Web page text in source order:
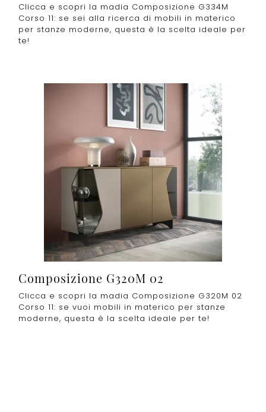
Clicca e scopri la madia Composizione G334M
Corso 11: se sei alla ricerca di mobili in materico
per stanze moderne, questa è la scelta ideale per
te!
Composizione G320M 02
Clicca e scopri la madia Composizione G320M 02
Corso 11: se vuoi mobili in materico per stanze
moderne, questa è la scelta ideale per te!